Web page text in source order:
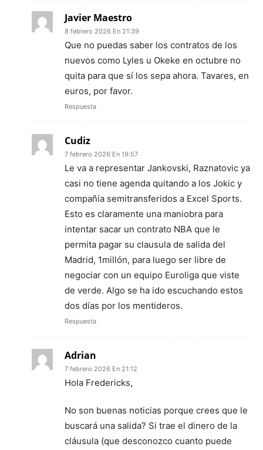
Javier Maestro
8 febrero 2026 En 21:39
Que no puedas saber los contratos de los
nuevos como Lyles u Okeke en octubre no
quita para que sí los sepa ahora. Tavares, en
euros, por favor.
Respuesta
Cudiz
7 febrero 2026 En 19:57
Le va a representar Jankovski, Raznatovic ya
casi no tiene agenda quitando a los Jokic y
compañía semitransferidos a Excel Sports.
Esto es claramente una maniobra para
intentar sacar un contrato NBA que le
permita pagar su clausula de salida del
Madrid, 1millón, para luego ser libre de
negociar con un equipo Euroliga que viste
de verde. Algo se ha ido escuchando estos
dos días por los mentideros.
Respuesta
Adrian
7 febrero 2026 En 21:12
Hola Fredericks,
No son buenas noticias porque crees que le
buscará una salida? Si trae el dinero de la
cláusula (que desconozco cuanto puede